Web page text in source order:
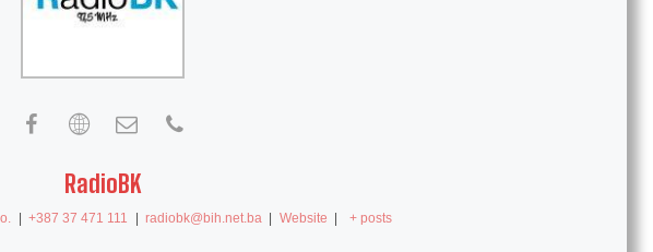
RadioBK
| +387 37 471 111 | radiobk@bih.net.ba | Website | + posts